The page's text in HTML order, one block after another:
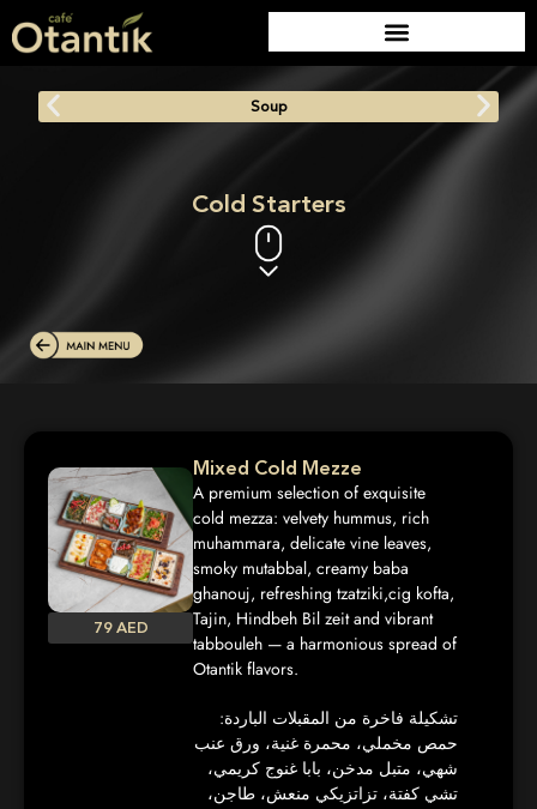
Soup
Cold Starters
79 AED
Mixed Cold Mezze
A premium selection of exquisite
cold mezza: velvety hummus, rich
muhammara, delicate vine leaves,
smoky mutabbal, creamy baba
ghanouj, refreshing tzatziki,cig kofta,
Tajin, Hindbeh Bil zeit and vibrant
tabbouleh — a harmonious spread of
Otantik flavors.
تشكيلة فاخرة من المقبلات الباردة:
حمص مخملي، محمرة غنية، ورق عنب
شهي، متبل مدخن، بابا غنوج كريمي،
تشي كفتة، تزاتزيكي منعش، طاجن،